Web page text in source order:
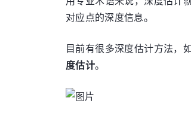
对应点的深度信息。
目前有很多深度估计方法，
度估计。